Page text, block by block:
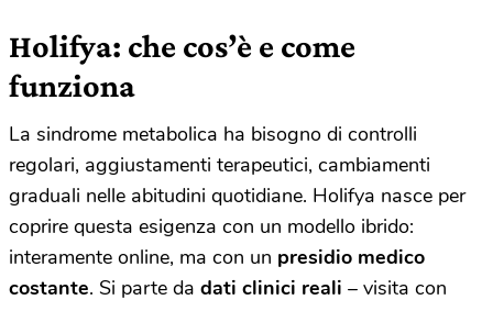
Holifya: che cos’è e come
funziona
La sindrome metabolica ha bisogno di controlli
regolari, aggiustamenti terapeutici, cambiamenti
graduali nelle abitudini quotidiane. Holifya nasce per
coprire questa esigenza con un modello ibrido:
interamente online, ma con un presidio medico
costante. Si parte da dati clinici reali – visita con